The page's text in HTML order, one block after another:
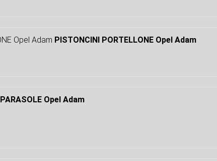
PISTONCINI PORTELLONE Opel Adam
PARASOLE Opel Adam